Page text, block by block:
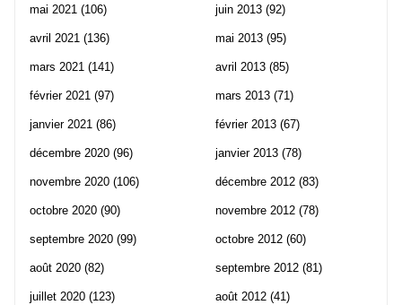
mai 2021 (106)
avril 2021 (136)
mars 2021 (141)
février 2021 (97)
janvier 2021 (86)
décembre 2020 (96)
novembre 2020 (106)
octobre 2020 (90)
septembre 2020 (99)
août 2020 (82)
juillet 2020 (123)
juin 2013 (92)
mai 2013 (95)
avril 2013 (85)
mars 2013 (71)
février 2013 (67)
janvier 2013 (78)
décembre 2012 (83)
novembre 2012 (78)
octobre 2012 (60)
septembre 2012 (81)
août 2012 (41)